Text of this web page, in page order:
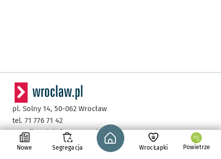
Nowe Segregacja
Strona główna - wroclaw.pl
WrocŁapki Powietrze
pl. Solny 14, 50-062 Wrocław
tel. 71 776 71 42
e-mail:redakcja@araw.pl